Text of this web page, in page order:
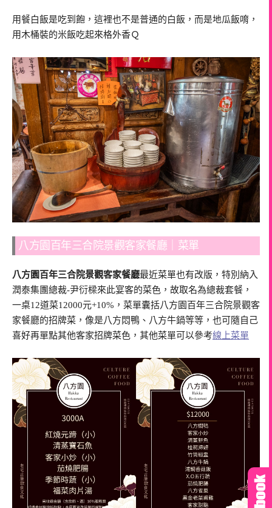
用餐白飯是吃到飽，這裡也不是普通的白飯，而是地瓜飯唷，
用木桶裝的米飯吃起來格外香Ｑ
八方園百年三合院景觀客家餐廳｜菜單
八方園百年三合院景觀客家餐廳最近菜單也有改版，特別納入
潤泰集團總裁-尹衍樑來此宴客的菜色，故取名為總裁套餐，
一桌12道菜12000元+10%，菜單囊括八方園百年三合院景觀客
家餐廳的招牌菜，像是八方悶鴨、八方牛鍋等等，也可隨自己
喜好再單點其他客家招牌菜色，其他菜單可以參考線上菜單